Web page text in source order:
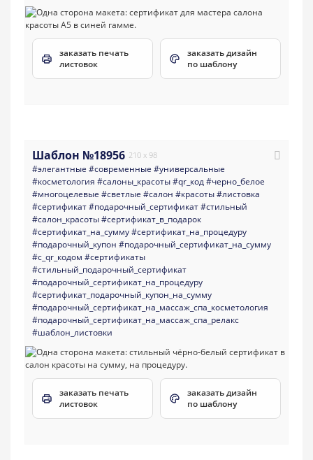
заказать печать
листовок
заказать дизайн
по шаблону
Шаблон №18956 210 x 98
#элегантные #современные #универсальные
#косметология #салоны_красоты#qr_код#черно_белое
#многоцелевые #светлые #салон #красоты#листовка
#сертификат#подарочный_сертификат#стильный
#салон_красоты#сертификат_в_подарок
#сертификат_на_сумму#сертификат_на_процедуру
#подарочный_купон #подарочный_сертификат_на_сумму
#с_qr_кодом #сертификаты
#стильный_подарочный_сертификат
#подарочный_сертификат_на_процедуру
#сертификат_подарочный_купон_на_сумму
#подарочный_сертификат_на_массаж_спа_косметология
#подарочный_сертификат_на_массаж_спа_релакс
#шаблон_листовки
заказать печать
листовок
заказать дизайн
по шаблону